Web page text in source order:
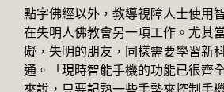
點字佛經以外，教導視障人士使用
在失明人佛教會另一項工作。尤其
礙，失明的朋友，同樣需要學習新
通。「現時智能手機的功能已很齊